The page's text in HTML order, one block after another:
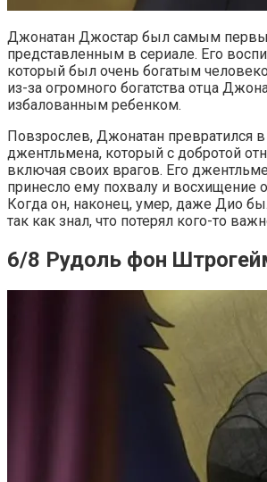
Джонатан Джостар был самым
представленным в сериале. Его
который был очень богатым
из-за огромного богатства отца
избалованным ребенком.
Повзрослев, Джонатан превратился
джентльмена, который с добротой
включая своих врагов. Его
принесло ему похвалу и восхищение
Когда он, наконец, умер, даже Дио
так как знал, что потерял кого-то
6/8 Рудоль фон